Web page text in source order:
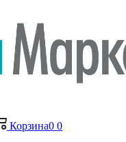
Корзина0 0